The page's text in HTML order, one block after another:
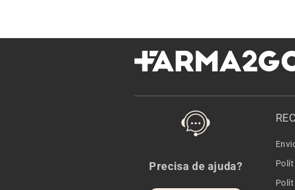
Precisa de ajuda?